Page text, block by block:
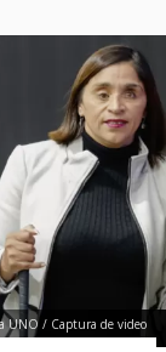
UNO / Captura de video